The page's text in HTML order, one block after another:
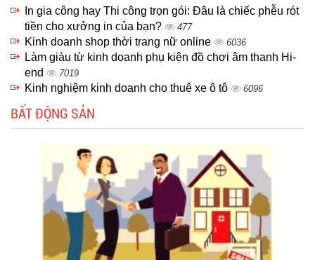
In gia công hay Thi công trọn gói: Đâu là chiếc phễu rót
tiền cho xưởng in của bạn?
477
Kinh doanh shop thời trang nữ online 6036
Làm giàu từ kinh doanh phụ kiện đồ chơi âm thanh Hi-
end
7019
Kinh nghiệm kinh doanh cho thuê xe ô tô 6096
BẤT ĐỘNG SẢN